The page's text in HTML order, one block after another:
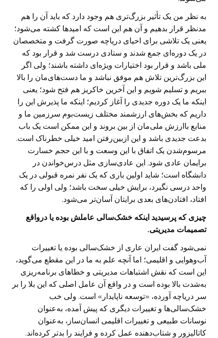
به نظر من یک تأثیر بزرگ‌تری هم وجود دارد که باید آن را هم
مدنظر قرار بدهیم و آن هم این است که امیدها کشته می‌شود؛
یعنی یک تلاشی برای احیای دریاچه صورت گرفت و متخصصان
در یک دوره‌ای جمع شدند و ستادی درست شد و قرار بود که
ملی باشد و قرار بود اختیارات ویژه‌ای داشته باشند؛ ولی اگر
این بزرگ‌ترین تلاش هم موفق نباشد و ما دست‌های‌مان را بالا
ببریم و تسلیم شویم و این آخرین خاکریز هم فتح شود؛ یعنی
اینکه ما یک دوره جدیدی را آغاز کردیم؛ اینکه ما پذیرش این را
داریم که بخش‌های ارزشمند مختلف زیست‌بوم سرزمین ما و
منابع باارزش ملی‌مان از بین بروند و این ممکن است یک باب
بدعت جدیدی باشد و این از‌بین‌رفتن امید خیلی خطرناک است.
مرسوم‌شدن یک اتفاق با این وسعت و با این حجم خسارت
برایمان عادی شود. این عادی‌سازی مثل درس‌خواندن در
دانشگاه است؛ شاید اولین باری که یک نفر نمره قبولی در یک
واحد درسی نگیرد، برایش خیلی سخت باشد؛ ولی اولی را که
افتاد، افتادن‌های بعدی برایتان آسان‌تر می‌شود.
چیزی که پرسیدید اینکه خشک‌سالی عاملش بوده یا درواقع
تصمیمات مدیریتی.
نمی‌شود گفت ایران عاری از خشک‌سالی بوده یا تغییرات
آب‌و‌هوایی و اقلیمی؛ اما آنچه علم به ما در این مقطع می‌گوید،
این است که نقش اشتباهات مدیریتی و خطاهای برنامه‌ریزی
به‌شدت بالا بوده است و در واقع آن عامل اصلی که این بلا را بر
سر دریاچه آورده، «توسعه ناپایدار» است. ولی خب
خشک‌سالی‌ها و تغییرات دیگری که پیش آمده، به‌‌عنوان
نوسانات طبیعی و تغییرات اقلیمی انسان‌ساز، به‌عنوان
کاتالیزور و شتاب‌دهنده عمل کرده و فرایند را بدتر کرده‌اند.